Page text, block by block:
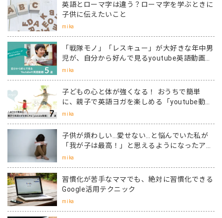
英語とローマ字は違う？ローマ字を学ぶときに
子供に伝えたいこと
mika
「戦隊モノ」「レスキュー」が大好きな年中男
児が、自分から好んで見るyoutube英語動画５
選
mika
子どもの心と体が強くなる！ おうちで簡単
に、親子で英語ヨガを楽しめる「youtube動
画」７選
mika
子供が煩わしい…愛せない…と悩んでいた私が
「我が子は最高！」と思えるようになったアッ
トホーム留学
mika
習慣化が苦手なママでも、絶対に習慣化できる
Google活用テクニック
mika